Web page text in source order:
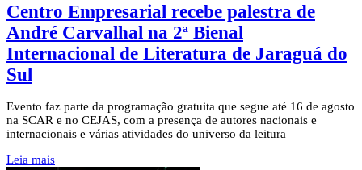
Centro Empresarial recebe palestra de
André Carvalhal na 2ª Bienal
Internacional de Literatura de Jaraguá do
Sul
Evento faz parte da programação gratuita que segue até 16 de agosto
na SCAR e no CEJAS, com a presença de autores nacionais e
internacionais e várias atividades do universo da leitura
Leia mais